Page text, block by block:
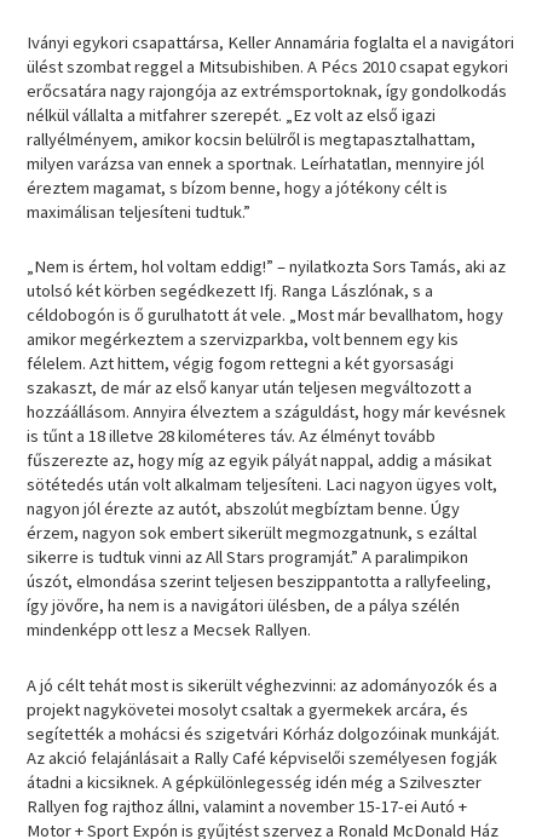
Iványi egykori csapattársa, Keller Annamária foglalta el a navigátori
ülést szombat reggel a Mitsubishiben. A Pécs 2010 csapat egykori
erőcsatára nagy rajongója az extrémsportoknak, így gondolkodás
nélkül vállalta a mitfahrer szerepét. „Ez volt az első igazi
rallyélményem, amikor kocsin belülről is megtapasztalhattam,
milyen varázsa van ennek a sportnak. Leírhatatlan, mennyire jól
éreztem magamat, s bízom benne, hogy a jótékony célt is
maximálisan teljesíteni tudtuk.”
„Nem is értem, hol voltam eddig!” – nyilatkozta Sors Tamás, aki az
utolsó két körben segédkezett Ifj. Ranga Lászlónak, s a
céldobogón is ő gurulhatott át vele. „Most már bevallhatom, hogy
amikor megérkeztem a szervizparkba, volt bennem egy kis
félelem. Azt hittem, végig fogom rettegni a két gyorsasági
szakaszt, de már az első kanyar után teljesen megváltozott a
hozzáállásom. Annyira élveztem a száguldást, hogy már kevésnek
is tűnt a 18 illetve 28 kilométeres táv. Az élményt tovább
fűszerezte az, hogy míg az egyik pályát nappal, addig a másikat
sötétedés után volt alkalmam teljesíteni. Laci nagyon ügyes volt,
nagyon jól érezte az autót, abszolút megbíztam benne. Úgy
érzem, nagyon sok embert sikerült megmozgatnunk, s ezáltal
sikerre is tudtuk vinni az All Stars programját.” A paralimpikon
úszót, elmondása szerint teljesen beszippantotta a rallyfeeling,
így jövőre, ha nem is a navigátori ülésben, de a pálya szélén
mindenképp ott lesz a Mecsek Rallyen.
A jó célt tehát most is sikerült véghezvinni: az adományozók és a
projekt nagykövetei mosolyt csaltak a gyermekek arcára, és
segítették a mohácsi és szigetvári Kórház dolgozóinak munkáját.
Az akció felajánlásait a Rally Café képviselői személyesen fogják
átadni a kicsiknek. A gépkülönlegesség idén még a Szilveszter
Rallyen fog rajthoz állni, valamint a november 15-17-ei Autó +
Motor + Sport Expón is gyűjtést szervez a Ronald McDonald Ház